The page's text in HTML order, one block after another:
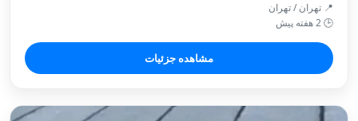
📍 تهران / تهران
🕒 2 هفته پیش
مشاهده جزئیات